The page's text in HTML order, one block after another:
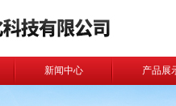
新闻中心 产品展